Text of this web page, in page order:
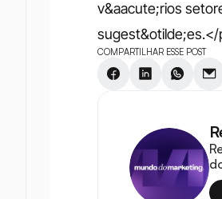
v&aacute;rios
sugest&otilde;es.</
COMPARTILHAR ESSE POST